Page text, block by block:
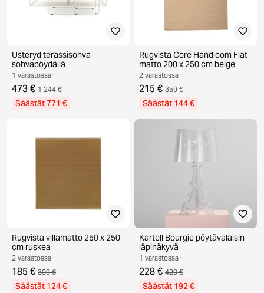
Usteryd terassisohva
sohvapöydällä
1 varastossa ·
473 € 1 244 €
Säästät 771 €
Rugvista Core Handloom Flat
matto 200 x 250 cm beige
2 varastossa ·
215 € 359 €
Säästät 144 €
Rugvista villamatto 250 x 250
cm ruskea
2 varastossa ·
185 € 309 €
Säästät 124 €
Kartell Bourgie pöytävalaisin
läpinäkyvä
1 varastossa ·
228 € 420 €
Säästät 192 €